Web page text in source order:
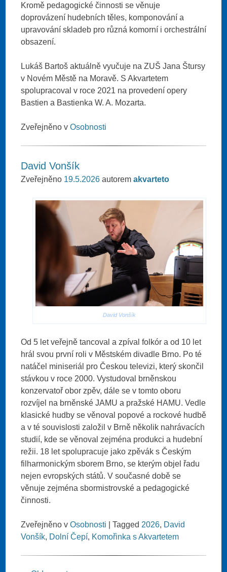
Kromě pedagogické činnosti se věnuje
doprovázení hudebních těles, komponování a
upravování skladeb pro různá komorní i orchestrální
obsazení.
Lukáš Bartoš aktuálně vyučuje na ZUŠ Jana Štursy
v Novém Městě na Moravě. S Akvartetem
spolupracoval v roce 2021 na provedení opery
Bastien a Bastienka W. A. Mozarta.
Zveřejněno vOsobnosti
David Vonšík
Zveřejněno 19.5.2026 autoremakvarteto
David Vonšík
Od 5 let veřejně tancoval a zpíval folkór a od 10 let
hrál svou první roli v Městském divadle Brno. Po té
natáčel miniseriál pro Českou televizi, který skončil
stávkou v roce 2000. Vystudoval brněnskou
konzervatoř obor zpěv, dále se v tomto oboru
rozvíjel na brněnské JAMU a pražské HAMU. Vedle
klasické hudby se věnoval popové a rockové hudbě
a v té souvislosti založil v Brně několik nahrávacích
studií, kde se věnoval zejména produkci a hudební
režii. 18 let spolupracuje jako zpěvák s Českým
filharmonickým sborem Brno, se kterým objel řadu
nejen evropských států. V současné době se
věnuje zejména sbormistrovské a pedagogické
činnosti.
Zveřejněno vOsobnosti |Tagged 2026, David
Vonšík, Dolní Čepí, Komořinka s Akvartetem